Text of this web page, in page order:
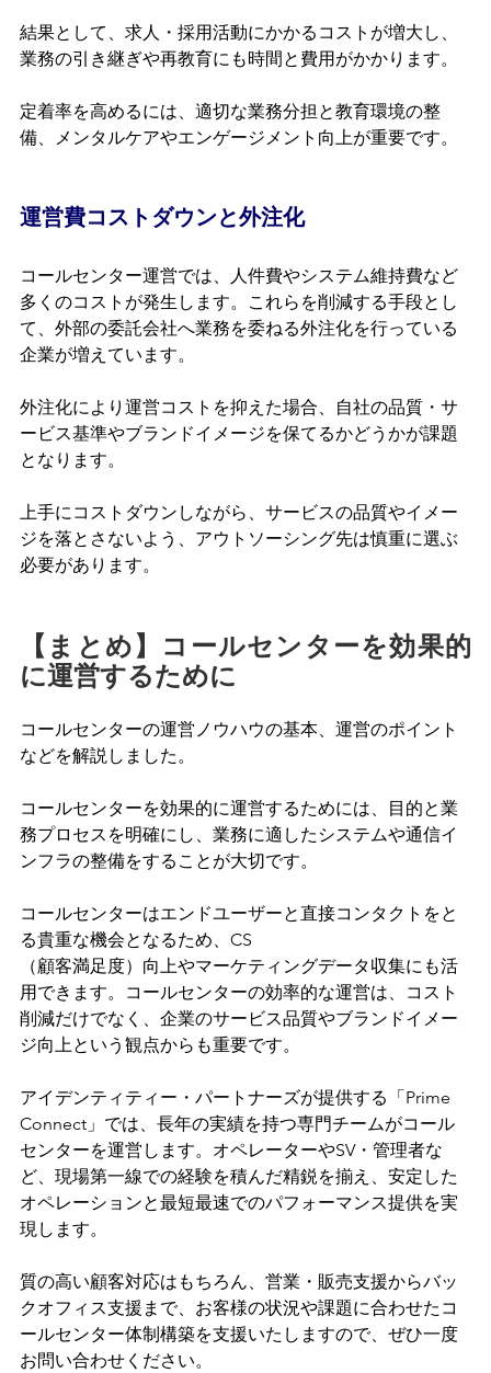
結果として、求人・採用活動にかかるコストが増大し、
業務の引き継ぎや再教育にも時間と費用がかかります。
定着率を高めるには、適切な業務分担と教育環境の整
備、メンタルケアやエンゲージメント向上が重要です。
運営費コストダウンと外注化
コールセンター運営では、人件費やシステム維持費など
多くのコストが発生します。これらを削減する手段とし
て、外部の委託会社へ業務を委ねる外注化を行っている
企業が増えています。
外注化により運営コストを抑えた場合、自社の品質・サ
ービス基準やブランドイメージを保てるかどうかが課題
となります。
上手にコストダウンしながら、サービスの品質やイメー
ジを落とさないよう、アウトソーシング先は慎重に選ぶ
必要があります。
【まとめ】コールセンターを効果的
に運営するために
コールセンターの運営ノウハウの基本、運営のポイント
などを解説しました。
コールセンターを効果的に運営するためには、目的と業
務プロセスを明確にし、業務に適したシステムや通信イ
ンフラの整備をすることが大切です。
コールセンターはエンドユーザーと直接コンタクトをと
る貴重な機会となるため、CS
（顧客満足度）向上やマーケティングデータ収集にも活
用できます。コールセンターの効率的な運営は、コスト
削減だけでなく、企業のサービス品質やブランドイメー
ジ向上という観点からも重要です。
アイデンティティー・パートナーズが提供する「Prime
Connect」では、長年の実績を持つ専門チームがコール
センターを運営します。オペレーターやSV・管理者な
ど、現場第一線での経験を積んだ精鋭を揃え、安定した
オペレーションと最短最速でのパフォーマンス提供を実
現します。
質の高い顧客対応はもちろん、営業・販売支援からバッ
クオフィス支援まで、お客様の状況や課題に合わせたコ
ールセンター体制構築を支援いたしますので、ぜひ一度
お問い合わせください。